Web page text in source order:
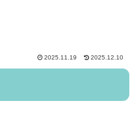
2025.11.19 2025.12.10